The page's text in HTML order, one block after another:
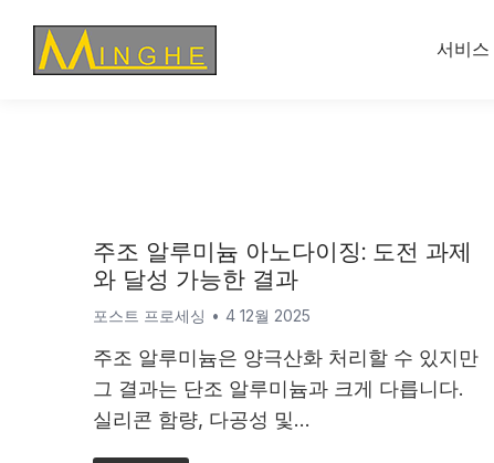
서비스
주조 알루미늄 아노다이징: 도전 과제
와 달성 가능한 결과
포스트 프로세싱 4 12월 2025
주조 알루미늄은 양극산화 처리할 수 있지만
그 결과는 단조 알루미늄과 크게 다릅니다.
실리콘 함량, 다공성 및...